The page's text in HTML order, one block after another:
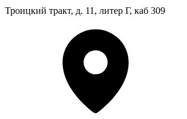
Троицкий тракт, д. 11, литер Г, каб 309